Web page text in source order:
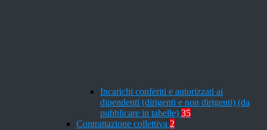
Incarichi conferiti e autorizzati ai
dipendenti (dirigenti e non dirigenti) (da
pubblicare in tabelle) 35
Contrattazione collettiva 2